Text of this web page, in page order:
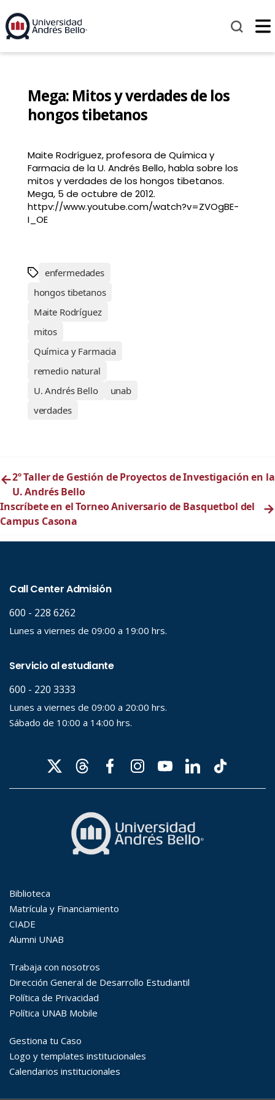
Mega: Mitos y verdades de los
hongos tibetanos
Maite Rodríguez, profesora de Química y
Farmacia de la U. Andrés Bello, habla sobre los
mitos y verdades de los hongos tibetanos.
Mega, 5 de octubre de 2012.
httpv://www.youtube.com/watch?v=ZVOgBE-
I_OE
enfermedades
hongos tibetanos
Maite Rodríguez
mitos
Química y Farmacia
remedio natural
U. Andrés Bello
unab
verdades
←2º Taller de Gestión de Proyectos de Investigación en la
U. Andrés Bello
Inscríbete en el Torneo Aniversario de Basquetbol del
Campus Casona
→